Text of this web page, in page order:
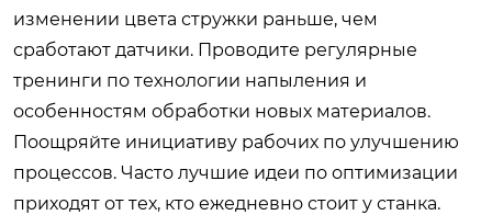
изменении цвета стружки раньше, чем
сработают датчики. Проводите регулярные
тренинги по технологии напыления и
особенностям обработки новых материалов.
Поощряйте инициативу рабочих по улучшению
процессов. Часто лучшие идеи по оптимизации
приходят от тех, кто ежедневно стоит у станка.